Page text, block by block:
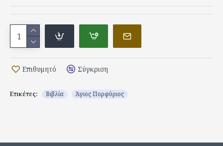
Επιθυμητό Σύγκριση
Ετικέτες: Βιβλία Άγιος Πορφύριος